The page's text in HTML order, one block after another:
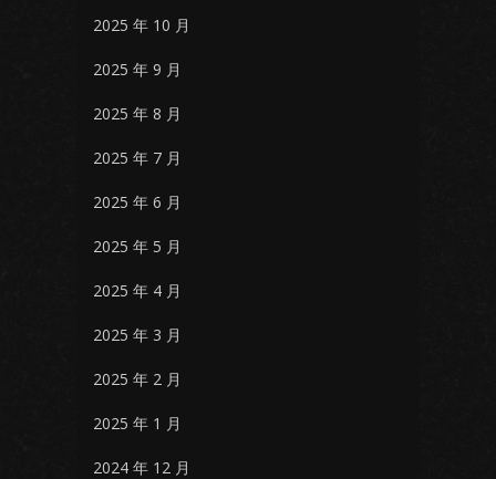
2025 年 10 月
2025 年 9 月
2025 年 8 月
2025 年 7 月
2025 年 6 月
2025 年 5 月
2025 年 4 月
2025 年 3 月
2025 年 2 月
2025 年 1 月
2024 年 12 月